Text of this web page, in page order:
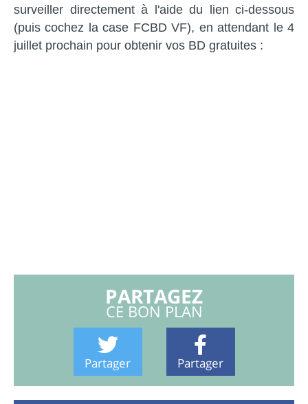
surveiller directement à l'aide du lien ci-dessous
(puis cochez la case FCBD VF), en attendant le 4
juillet prochain pour obtenir vos BD gratuites :
PARTAGEZ
CE BON PLAN
Partager Partager